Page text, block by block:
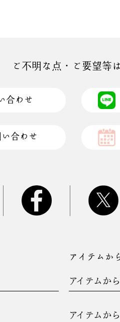
ご不明な点・ご要望等
合わせ
合わせ
アイテムか
アイテムか
アイテムか